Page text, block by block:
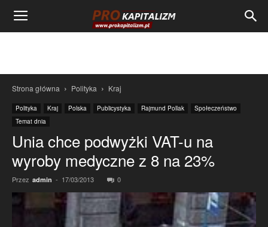
Strona główna Polityka Kraj
Polityka Kraj Polska Publicystyka Rajmund Pollak
Społeczeństwo
Temat dnia
Unia chce podwyżki VAT-u na
wyroby medyczne z 8 na 23%
Przez admin - 17/03/2013 0